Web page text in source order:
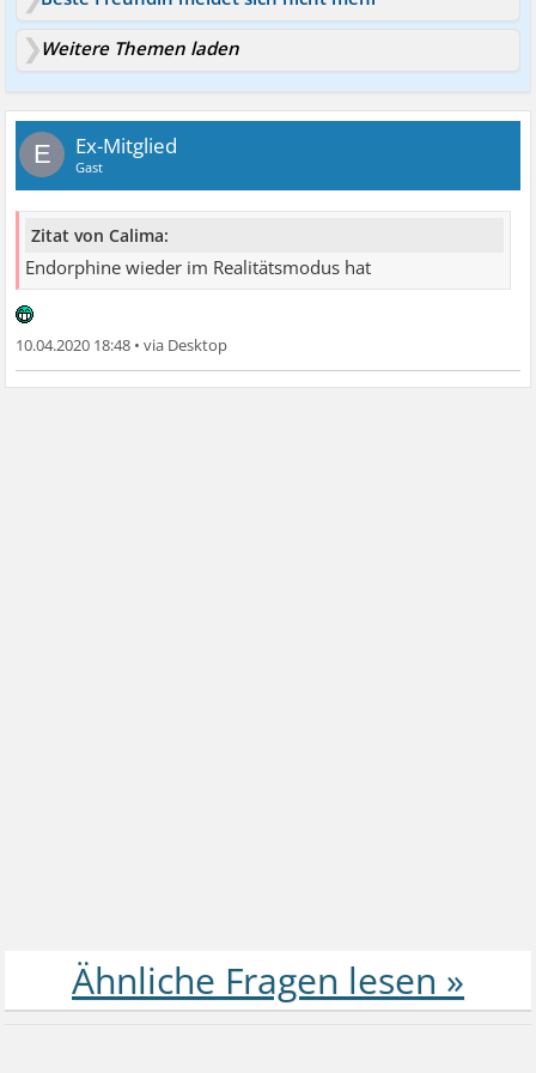
Weitere Themen laden
E Ex-Mitglied
Gast
Zitat von Calima:
Endorphine wieder im Realitätsmodus hat
10.04.2020 18:48 •